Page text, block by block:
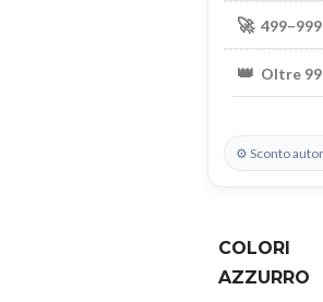
🚀
👑 Oltre
⚙️ Sconto
COLORI
AZZURRO